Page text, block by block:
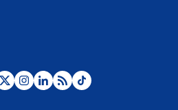
Posesión de Abelardo De La Espriella